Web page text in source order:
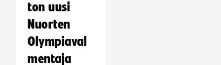
ton uusi
Nuorten
Olympiaval
mentaja